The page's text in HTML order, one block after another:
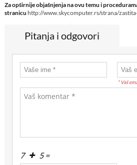
Za opširnije objašnjenja na ovu temu i
stranicu http://www.skycomputer.rs/strana/
Pitanja i odgovori
* Vaš
7 5 =